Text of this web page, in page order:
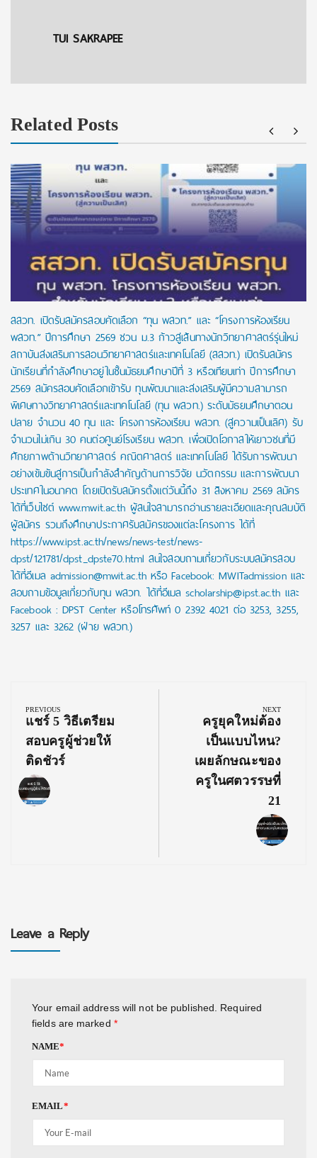
TUI SAKRAPEE
Related Posts
สสวท. เปิดรับสมัครสอบคัดเลือก “ทุน พสวท.” และ “โครงการห้องเรียน
พสวท.” ปีการศึกษา 2569 ชวน ม.3 ก้าวสู่เส้นทางนักวิทยาศาสตร์รุ่นใหม่
สถาบันส่งเสริมการสอนวิทยาศาสตร์และเทคโนโลยี (สสวท.) เปิดรับสมัคร
นักเรียนที่กำลังศึกษาอยู่ในชั้นมัธยมศึกษาปีที่ 3 หรือเทียบเท่า ปีการศึกษา
2569 สมัครสอบคัดเลือกเข้ารับ ทุนพัฒนาและส่งเสริมผู้มีความสามารถ
พิเศษทางวิทยาศาสตร์และเทคโนโลยี (ทุน พสวท.) ระดับมัธยมศึกษาตอน
ปลาย จำนวน 40 ทุน และ โครงการห้องเรียน พสวท. (สู่ความเป็นเลิศ) รับ
จำนวนไม่เกิน 30 คนต่อศูนย์โรงเรียน พสวท. เพื่อเปิดโอกาสให้เยาวชนที่มี
ศักยภาพด้านวิทยาศาสตร์ คณิตศาสตร์ และเทคโนโลยี ได้รับการพัฒนา
อย่างเข้มข้นสู่การเป็นกำลังสำคัญด้านการวิจัย นวัตกรรม และการพัฒนา
ประเทศในอนาคต โดยเปิดรับสมัครตั้งแต่วันนี้ถึง 31 สิงหาคม 2569 สมัคร
ได้ที่เว็บไซต์ www.mwit.ac.th ผู้สนใจสามารถอ่านรายละเอียดและคุณสมบัติ
ผู้สมัคร รวมถึงศึกษาประกาศรับสมัครของแต่ละโครงการ ได้ที่
https://www.ipst.ac.th/news/news-test/news-
dpst/121781/dpst_dpste70.html สนใจสอบถามเกี่ยวกับระบบสมัครสอบ
ได้ที่อีเมล admission@mwit.ac.th หรือ Facebook: MWITadmission และ
สอบถามข้อมูลเกี่ยวกับทุน พสวท. ได้ที่อีเมล scholarship@ipst.ac.th และ
Facebook : DPST Center หรือโทรศัพท์ 0 2392 4021 ต่อ 3253, 3255,
3257 และ 3262 (ฝ่าย พสวท.)
navigation
PREVIOUS
Previous
Post:
แชร์ 5 วิธีเตรียม
สอบครูผู้ช่วยให้
ติดชัวร์
NEXT
Next
Post:
ครูยุคใหม่ต้อง
เป็นแบบไหน?
เผยลักษณะของ
ครูในศตวรรษที่
21
Leave a Reply
Your email address will not be published.
Required
fields are marked *
NAME*
EMAIL*